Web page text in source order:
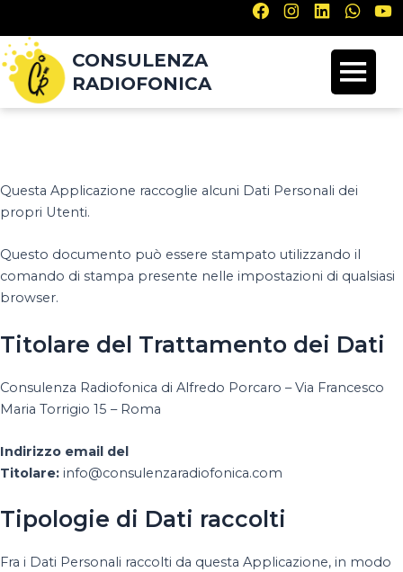
CONSULENZA
RADIOFONICA
Questa Applicazione raccoglie alcuni Dati Personali dei
propri Utenti.
Questo documento può essere stampato utilizzando il
comando di stampa presente nelle impostazioni di qualsiasi
browser.
Titolare del Trattamento dei Dati
Consulenza Radiofonica di Alfredo Porcaro – Via Francesco
Maria Torrigio 15 – Roma
Indirizzo email del
Titolare: info@consulenzaradiofonica.com
Tipologie di Dati raccolti
Fra i Dati Personali raccolti da questa Applicazione, in modo